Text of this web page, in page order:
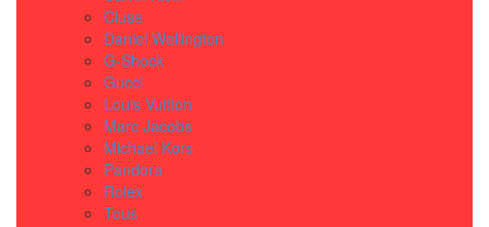
Cluse
Daniel Wellington
G-Shock
Gucci
Louis Vuitton
Marc Jacobs
Michael Kors
Pandora
Rolex
Tous